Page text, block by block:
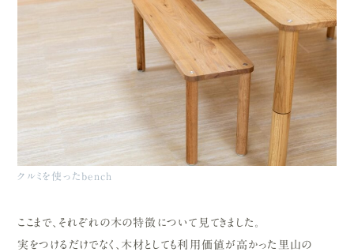
クルミを使ったbench
ここまで、それぞれの木の特徴について見てきました。
実をつけるだけでなく、木材としても利用価値が高かった里山の